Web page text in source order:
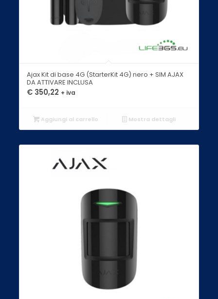
Ajax Kit di base 4G (StarterKit 4G) nero + SIM AJAX
DA ATTIVARE INCLUSA
€350,22 + iva
Aggiungi al carrello Mostra dettagli